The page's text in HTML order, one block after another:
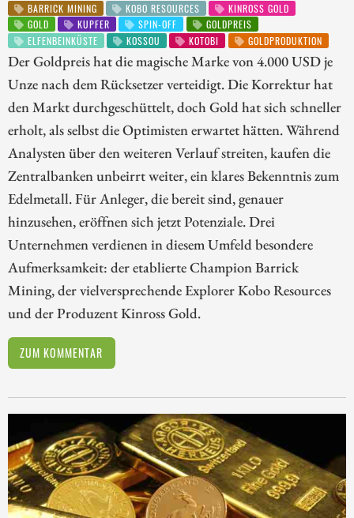
BARRICK MINING KOBO RESOURCES
KINROSS GOLD
GOLD
KUPFER SPIN-OFF
GOLDPREIS
ELFENBEINKÜSTE
KOSSOU KOTOBI GOLDPRODUKTION
Der Goldpreis hat die magische Marke von 4.000 USD je
Unze nach dem Rücksetzer verteidigt. Die Korrektur hat
den Markt durchgeschüttelt, doch Gold hat sich schneller
erholt, als selbst die Optimisten erwartet hätten. Während
Analysten über den weiteren Verlauf streiten, kaufen die
Zentralbanken unbeirrt weiter, ein klares Bekenntnis zum
Edelmetall. Für Anleger, die bereit sind, genauer
hinzusehen, eröffnen sich jetzt Potenziale. Drei
Unternehmen verdienen in diesem Umfeld besondere
Aufmerksamkeit: der etablierte Champion Barrick
Mining, der vielversprechende Explorer Kobo Resources
und der Produzent Kinross Gold.
ZUM KOMMENTAR